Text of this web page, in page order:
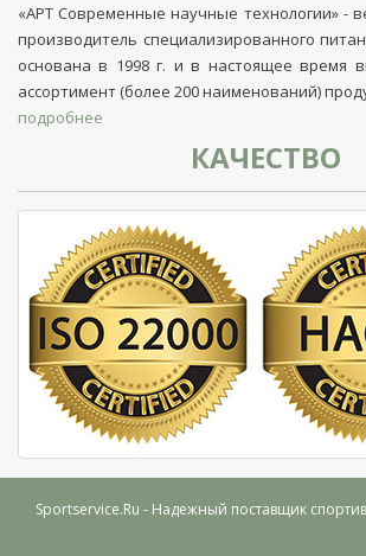
«АРТ Современные научные технологии» -
производитель специализированного
основана в 1998 г. и в настоящее время
ассортимент (более 200 наименований)
подробнее
КАЧЕСТВО
Sportservice.Ru - Надежный поставщик